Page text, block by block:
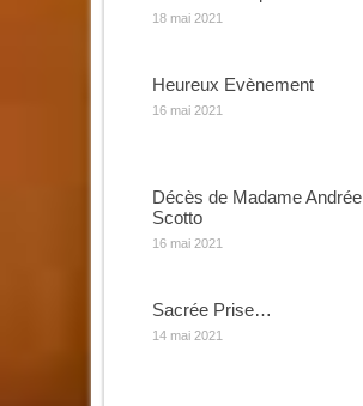
18 mai 2021
Heureux Evènement
16 mai 2021
Décès de Madame Andrée
Scotto
16 mai 2021
Sacrée Prise…
14 mai 2021